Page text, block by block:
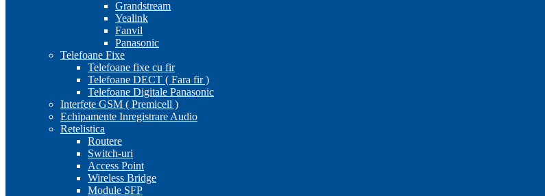
Grandstream
Yealink
Fanvil
Panasonic
Telefoane Fixe
Telefoane fixe cu fir
Telefoane DECT ( Fara fir )
Telefoane Digitale Panasonic
Interfete GSM ( Premicell )
Echipamente Inregistrare Audio
Retelistica
Routere
Switch-uri
Access Point
Wireless Bridge
Module SFP